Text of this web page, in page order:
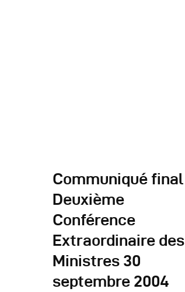
Communiqué final
Deuxième
Conférence
Extraordinaire des
Ministres 30
septembre 2004